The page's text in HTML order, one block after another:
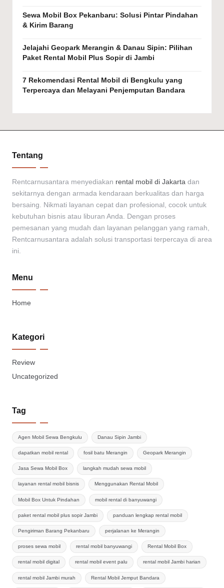
a
u
Sewa Mobil Box Pekanbaru: Solusi Pintar Pindahan
& Kirim Barang
Jelajahi Geopark Merangin & Danau Sipin: Pilihan
Paket Rental Mobil Plus Sopir di Jambi
7 Rekomendasi Rental Mobil di Bengkulu yang
Terpercaya dan Melayani Penjemputan Bandara
Tentang
Rentcarnusantara menyediakan rental mobil di Jakarta dan
sekitarnya dengan armada kendaraan berkualitas dan harga
bersaing. Nikmati layanan cepat dan profesional, cocok untuk
kebutuhan bisnis atau liburan Anda. Dengan proses
pemesanan yang mudah dan layanan pelanggan yang ramah,
Rentcarnusantara adalah solusi transportasi terpercaya di area
ini.
Menu
Home
Kategori
Review
Uncategorized
Tag
Agen Mobil Sewa Bengkulu Danau Sipin Jambi
dapatkan mobil rental fosil batu Merangin Geopark Merangin
Jasa Sewa Mobil Box langkah mudah sewa mobil
layanan rental mobil bisnis Menggunakan Rental Mobil
Mobil Box Untuk Pindahan mobil rental di banyuwangi
paket rental mobil plus sopir Jambi panduan lengkap rental mobil
Pengiriman Barang Pekanbaru perjalanan ke Merangin
proses sewa mobil rental mobil banyuwangi Rental Mobil Box
rental mobil digital rental mobil event palu rental mobil Jambi harian
rental mobil Jambi murah Rental Mobil Jemput Bandara